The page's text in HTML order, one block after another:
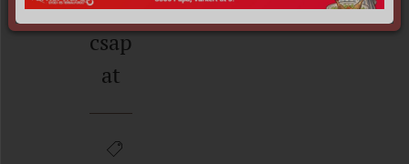
gró
csap
at